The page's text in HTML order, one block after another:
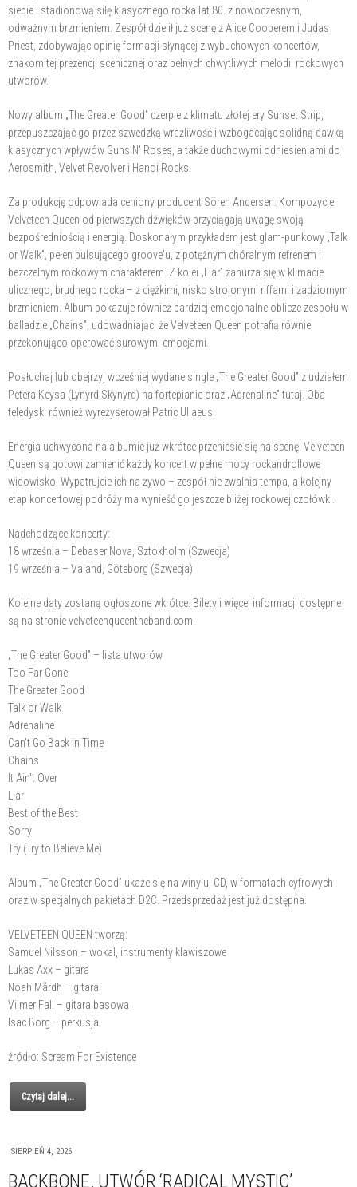
siebie i stadionową siłę klasycznego rocka lat 80. z nowoczesnym,
odważnym brzmieniem. Zespół dzielił już scenę z Alice Cooperem i Judas
Priest, zdobywając opinię formacji słynącej z wybuchowych koncertów,
znakomitej prezencji scenicznej oraz pełnych chwytliwych melodii rockowych
utworów.
Nowy album „The Greater Good” czerpie z klimatu złotej ery Sunset Strip,
przepuszczając go przez szwedzką wrażliwość i wzbogacając solidną dawką
klasycznych wpływów Guns N' Roses, a także duchowymi odniesieniami do
Aerosmith, Velvet Revolver i Hanoi Rocks.
Za produkcję odpowiada ceniony producent Sören Andersen. Kompozycje
Velveteen Queen od pierwszych dźwięków przyciągają uwagę swoją
bezpośredniością i energią. Doskonałym przykładem jest glam-punkowy „Talk
or Walk”, pełen pulsującego groove'u, z potężnym chóralnym refrenem i
bezczelnym rockowym charakterem. Z kolei „Liar” zanurza się w klimacie
ulicznego, brudnego rocka – z ciężkimi, nisko strojonymi riffami i zadziornym
brzmieniem. Album pokazuje również bardziej emocjonalne oblicze zespołu w
balladzie „Chains”, udowadniając, że Velveteen Queen potrafią równie
przekonująco operować surowymi emocjami.
Posłuchaj lub obejrzyj wcześniej wydane single „The Greater Good” z udziałem
Petera Keysa (Lynyrd Skynyrd) na fortepianie oraz „Adrenaline” tutaj. Oba
teledyski również wyreżyserował Patric Ullaeus.
Energia uchwycona na albumie już wkrótce przeniesie się na scenę. Velveteen
Queen są gotowi zamienić każdy koncert w pełne mocy rockandrollowe
widowisko. Wypatrujcie ich na żywo – zespół nie zwalnia tempa, a kolejny
etap koncertowej podróży ma wynieść go jeszcze bliżej rockowej czołówki.
Nadchodzące koncerty:
18 września – Debaser Nova, Sztokholm (Szwecja)
19 września – Valand, Göteborg (Szwecja)
Kolejne daty zostaną ogłoszone wkrótce. Bilety i więcej informacji dostępne
są na stronie velveteenqueentheband.com.
„The Greater Good” – lista utworów
Too Far Gone
The Greater Good
Talk or Walk
Adrenaline
Can't Go Back in Time
Chains
It Ain't Over
Liar
Best of the Best
Sorry
Try (Try to Believe Me)
Album „The Greater Good” ukaże się na winylu, CD, w formatach cyfrowych
oraz w specjalnych pakietach D2C. Przedsprzedaż jest już dostępna.
VELVETEEN QUEEN tworzą:
Samuel Nilsson – wokal, instrumenty klawiszowe
Lukas Axx – gitara
Noah Mårdh – gitara
Vilmer Fall – gitara basowa
Isac Borg – perkusja
źródło: Scream For Existence
Czytaj dalej...
SIERPIEŃ 4, 2026
BACKBONE. UTWÓR ‘RADICAL MYSTIC’